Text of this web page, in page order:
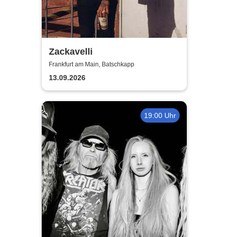
Zackavelli
Frankfurt am Main, Batschkapp
13.09.2026
19:00 Uhr